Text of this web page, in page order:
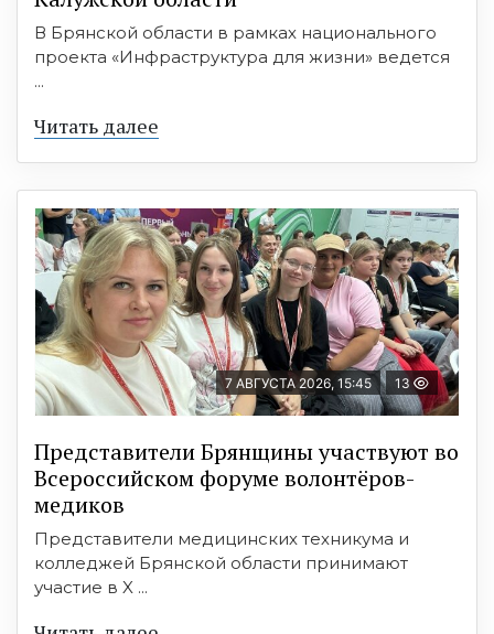
В Брянской области в рамках национального
проекта «Инфраструктура для жизни» ведется
...
Читать далее
7 АВГУСТА 2026, 15:45 13
Представители Брянщины участвуют во
Всероссийском форуме волонтёров-
медиков
Представители медицинских техникума и
колледжей Брянской области принимают
участие в X ...